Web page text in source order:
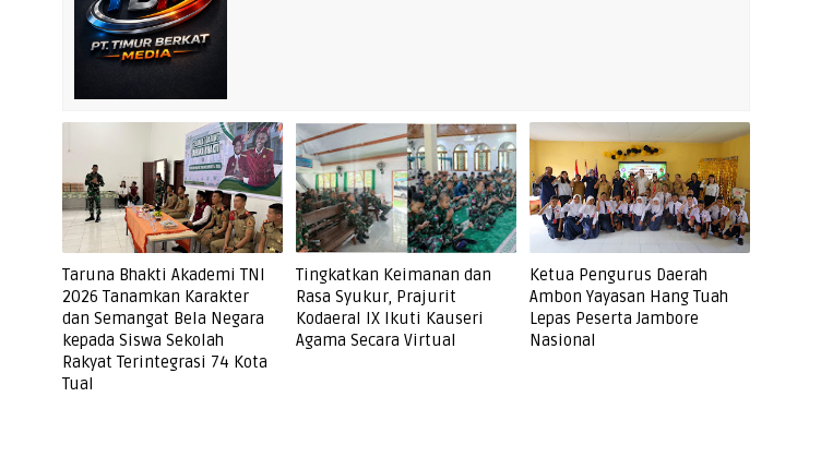
Taruna Bhakti Akademi TNI
2026 Tanamkan Karakter
dan Semangat Bela Negara
kepada Siswa Sekolah
Rakyat Terintegrasi 74 Kota
Tual
Tingkatkan Keimanan dan
Rasa Syukur, Prajurit
Kodaeral IX Ikuti Kauseri
Agama Secara Virtual
Ketua Pengurus Daerah
Ambon Yayasan Hang Tuah
Lepas Peserta Jambore
Nasional